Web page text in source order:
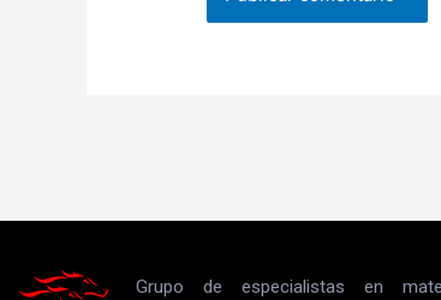
Grupo de especialistas en